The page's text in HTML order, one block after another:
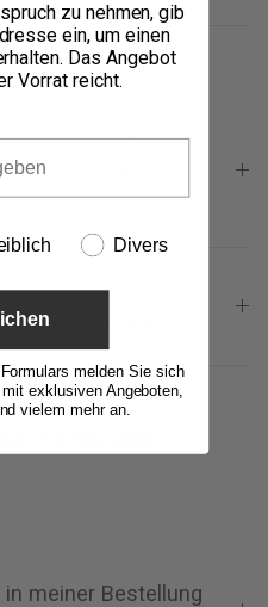
gut passt. Können
neue Jacke
Jacke in
mir nicht passt?
UND
meiner Bestellung
zu nehmen, gib
ein, um einen
Das Angebot
Vorrat reicht.
Divers
melden Sie sich
exklusiven Angeboten,
vielem mehr an.